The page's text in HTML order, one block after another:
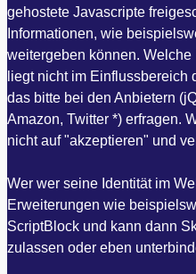
gehostete Javascripte
Informationen, wie
weitergeben können.
liegt nicht im Einflussbereich
das bitte bei den Anbietern
Amazon, Twitter *) erfragen.
nicht auf "akzeptieren" und
Wer wer seine Identität im
Erweiterungen wie
ScriptBlock und kann dann
zulassen oder eben